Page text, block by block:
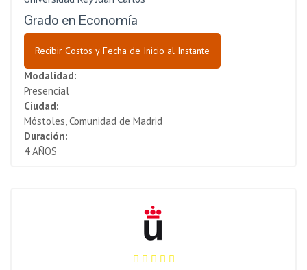
Grado en Economía
Recibir Costos y Fecha de Inicio al Instante
Modalidad:
Presencial
Ciudad:
Móstoles, Comunidad de Madrid
Duración:
4 AÑOS